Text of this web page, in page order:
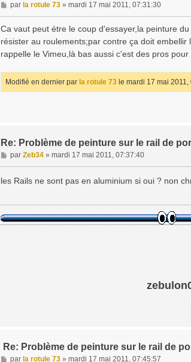
M
e
s
g
par la rotule 73» mardi 17 mai 2011, 07:31:30
Ca vaut peut étre le coup d'essayer,la peinture
résister au roulements;par contre ça doit
rappelle le Vimeu,là bas aussi c'est des pros
Modifié en dernier par la rotule 73 le mardi 17 mai
Re: Problème de peinture sur le rail de
M
e
e
par Zeb34» mardi 17 mai 2011, 07:37:40
les Rails ne sont pas en aluminium si oui ? non
Re: Problème de peinture sur le rail de
M
par la rotule 73» mardi 17 mai 2011, 07:45:57